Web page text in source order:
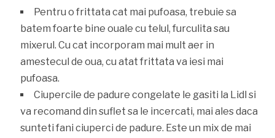
Pentru o frittata cat mai pufoasa, trebuie sa
batem foarte bine ouale cu telul, furculita sau
mixerul. Cu cat incorporam mai mult aer in
amestecul de oua, cu atat frittata va iesi mai
pufoasa.
Ciupercile de padure congelate le gasiti la Lidl si
va recomand din suflet sa le incercati, mai ales daca
sunteti fani ciuperci de padure. Este un mix de mai